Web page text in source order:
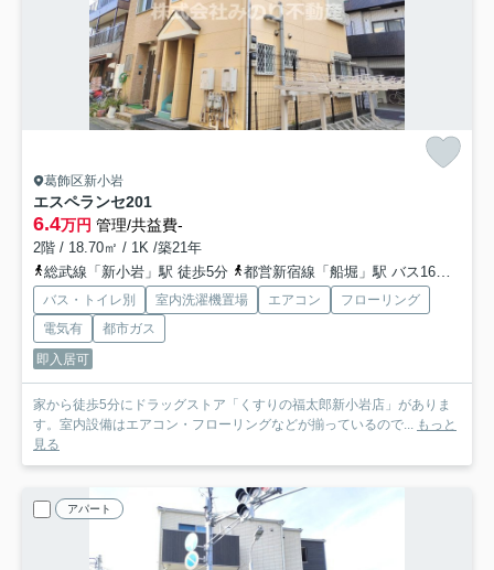
葛飾区新小岩
エスペランセ201
6.4万円 管理/共益費-
2階 / 18.70㎡ / 1K /築21年
総武線「新小岩」駅 徒歩5分
都営新宿線「船堀」駅 バス16分 「新小岩一丁目」 停歩4分
バス・トイレ別 室内洗濯機置場 エアコン
フローリング
電気有
都市ガス
即入居可
家から徒歩5分にドラッグストア「くすりの福太郎新小岩店」がありま
す。室内設備はエアコン・フローリングなどが揃っているので... もっと
見る
アパート